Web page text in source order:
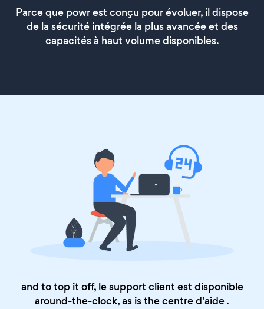
Parce que powr est conçu pour évoluer, il dispose
de la sécurité intégrée la plus avancée et des
capacités à haut volume disponibles.
and to top it off, le support client est disponible
around-the-clock, as is thecentre d'aide.